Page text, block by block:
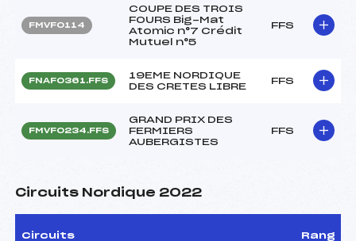
FMVF0114
COUPE DES TROIS
FOURS Big-Mat
Atomic n°7 Crédit
Mutuel n°5
FFS
FNAF0361.FFS
19EME NORDIQUE
DES CRETES LIBRE
FFS
FMVF0234.FFS
GRAND PRIX DES
FERMIERS
AUBERGISTES
FFS
Circuits Nordique 2022
Circuits Rang